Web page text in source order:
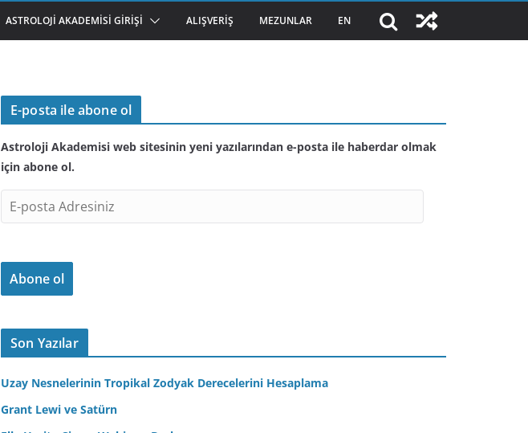
ASTROLOJI AKADEMISI GIRIŞI ALIŞVERIŞ MEZUNLAR EN
E-posta ile abone ol
Astroloji Akademisi web sitesinin yeni yazılarından e-posta ile haberdar olmak
için abone ol.
-
o
t
d
r
Abone ol
Son Yazılar
Uzay Nesnelerinin Tropikal Zodyak Derecelerini Hesaplama
Grant Lewi ve Satürn